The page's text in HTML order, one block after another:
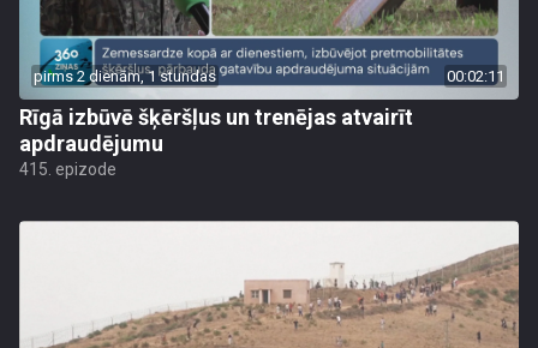
pirms 2 dienām, 1 stundas 00:02:11
Rīgā izbūvē šķēršļus un trenējas atvairīt
apdraudējumu
415. epizode